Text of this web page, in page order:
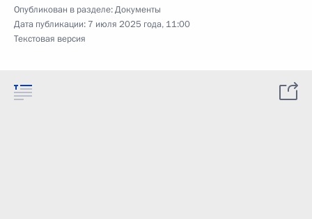
Опубликован в разделе:Документы
Дата публикации: 7 июля 2025 года, 11:00
Текстовая версия